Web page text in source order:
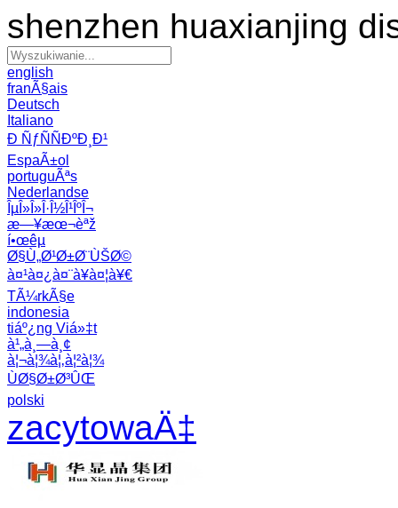
shenzhen huaxianjing
english
franÃ§ais
Deutsch
Italiano
Ð ÑƒÑÑÐºÐ¸Ð¹
EspaÃ±ol
portuguÃªs
Nederlandse
ÎµÎ»Î»Î·Î½Î¹ÎºÎ¬
æ—¥æœ¬èªž
í•œêµ­
Ø§Ù„Ø¹Ø±Ø¨ÙŠØ©
à¤¹à¤¿à¤¨à¥à¤¦à¥€
TÃ¼rkÃ§e
indonesia
tiáº¿ng Viá»‡t
à¹„à¸—à¸¢
à¦¬à¦¾à¦‚à¦²à¦¾
ÙØ§Ø±Ø³ÛŒ
polski
zacytowaÄ‡